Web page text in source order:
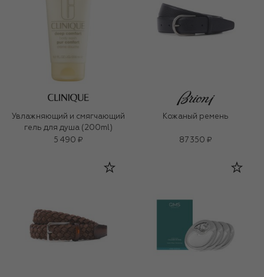
Увлажняющий и смягчающий
гель для душа (200ml)
5 490 ₽
Кожаный ремень
87 350 ₽